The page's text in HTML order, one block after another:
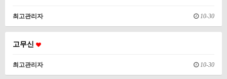
최고관리자 10-30
고무신
최고관리자 10-30